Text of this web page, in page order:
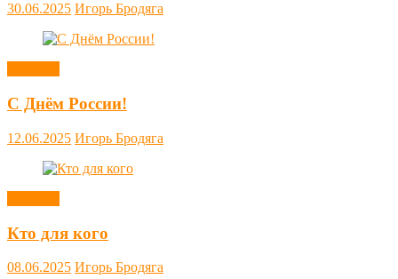
30.06.2025 Игорь Бродяга
С Днём России!
12.06.2025 Игорь Бродяга
Кто для кого
08.06.2025 Игорь Бродяга